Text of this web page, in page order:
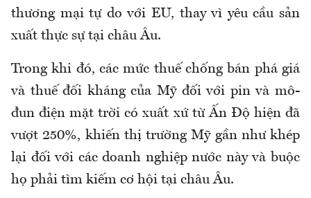
thương mại tự do với EU, thay vì yêu cầu sản
xuất thực sự tại châu Âu.
Trong khi đó, các mức thuế chống bán phá giá
và thuế đối kháng của Mỹ đối với pin và mô-
đun điện mặt trời có xuất xứ từ Ấn Độ hiện đã
vượt 250%, khiến thị trường Mỹ gần như khép
lại đối với các doanh nghiệp nước này và buộc
họ phải tìm kiếm cơ hội tại châu Âu.